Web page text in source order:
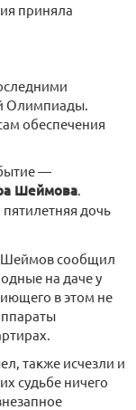
приняла
Олимпиады.
обеспечения
—
Шеймова.
пятилетняя дочь
Шеймов сообщил
на даче у
в этом не
также исчезли и
судьбе ничего